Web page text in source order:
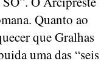
Quanto ao
que Gralhas
uma das “seis